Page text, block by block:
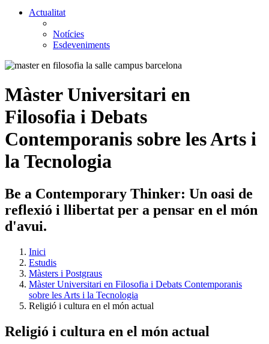
Actualitat
Notícies
Esdeveniments
Màster Universitari en
Filosofia i Debats
Contemporanis sobre les Arts i
la Tecnologia
Be a Contemporary Thinker: Un oasi de
reflexió i llibertat per a pensar en el món
d'avui.
Inici
Estudis
Màsters i Postgraus
Màster Universitari en Filosofia i Debats Contemporanis
sobre les Arts i la Tecnologia
Religió i cultura en el món actual
Religió i cultura en el món actual